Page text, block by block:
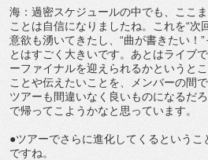
海：過密スケジュールの中でも、ここ
ことは自信になりましたね。これを“次
意欲も湧いてきたし、“曲が書きたい！
とはすごく大きいです。あとはライブ
ーファイナルを迎えられるかというと
ことや伝えたいことを、メンバーの間
ツアーも間違いなく良いものになるだ
で帰ってこようかなと思っています。
●ツアーでさらに進化してくるという
ですね。